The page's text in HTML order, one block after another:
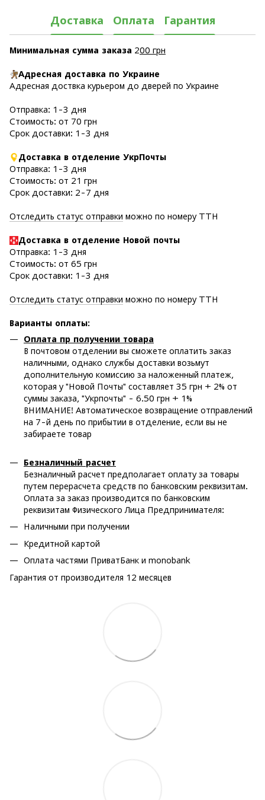
Доставка Оплата Гарантия
Минимальная сумма заказа 200 грн
Адресная доставка по Украине
Адресная доствка курьером до дверей по Украине
Отправка: 1-3 дня
Стоимость: от 70 грн
Срок доставки: 1-3 дня
Доставка в отделение УкрПочты
Отправка: 1-3 дня
Стоимость: от 21 грн
Срок доставки: 2-7 дня
Отследить статус отправки можно по номеру ТТН
Доставка в отделение Новой почты
Отправка: 1-3 дня
Стоимость: от 65 грн
Срок доставки: 1-3 дня
Отследить статус отправки можно по номеру ТТН
Варианты оплаты:
Оплата пр получении товара
В почтовом отделении вы сможете оплатить заказ
наличными, однако службы доставки возьмут
дополнительную комиссию за наложенный платеж,
которая у "Новой Почты" составляет 35 грн + 2% от
суммы заказа, "Укрпочты" - 6.50 грн + 1%
ВНИМАНИЕ! Автоматическое возвращение отправлений
на 7-й день по прибытии в отделение, если вы не
забираете товар
Безналичный расчет
Безналичный расчет предполагает оплату за товары
путем перерасчета средств по банковским реквизитам.
Оплата за заказ производится по банковским
реквизитам Физического Лица Предпринимателя:
Наличными при получении
Кредитной картой
Оплата частями ПриватБанк и monobank
Гарантия от производителя 12 месяцев